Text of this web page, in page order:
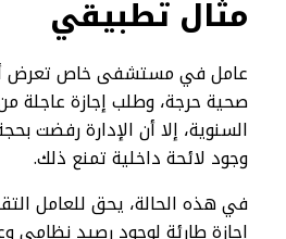
مثال تطبيقي
عامل في مستشفى خاص تعرض
صحية حرجة، وطلب إجازة عاجلة
السنوية، إلا أن الإدارة رفضت
وجود لائحة داخلية تمنع ذلك.
في هذه الحالة، يحق للعامل
إجازة طارئة لوجود رصيد